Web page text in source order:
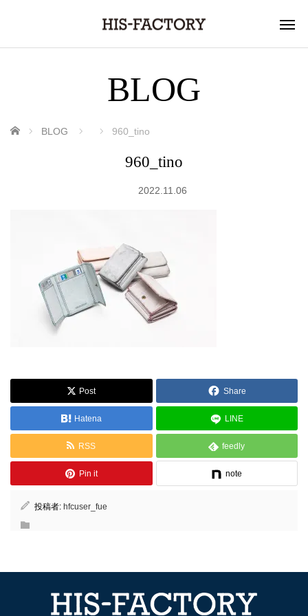
BLOG
ホーム BLOG 960_tino
960_tino
2022.11.06
Post Share
Hatena LINE
RSS feedly
Pin it note
投稿者: hfcuser_fue